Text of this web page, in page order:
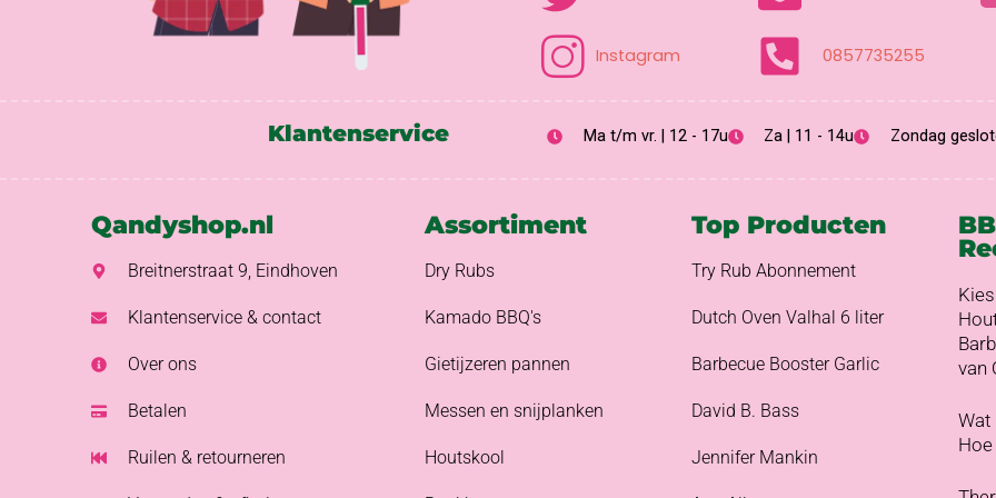
Instagram 0857735255
Klantenservice Ma t/m vr. | 12 - 17u Za | 11 - 14u Zondag
Qandyshop.nl
Breitnerstraat 9, Eindhoven
Klantenservice & contact
Over ons
Betalen
Ruilen & retourneren
Assortiment
Dry Rubs
Kamado BBQ's
Gietijzeren pannen
Messen en snijplanken
Houtskool
Top Producten
Try Rub Abonnement
Dutch Oven Valhal 6 liter
Barbecue Booster Garlic
David B. Bass
Jennifer Mankin
van
Wat